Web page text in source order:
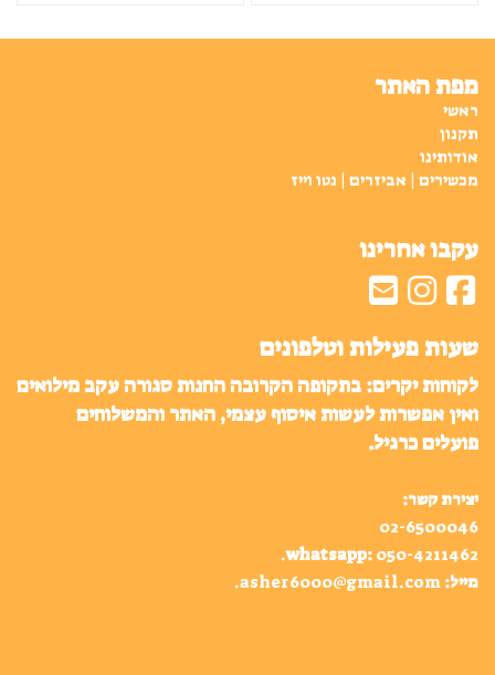
מפת האתר
ראשי
תקנון
אודותינו
מכשירים | אביזרים | נטו וייז
עקבו אחרינו
שעות פעילות וטלפונים
לקוחות יקרים: בתקופה הקרובה החנות סגורה עקב מילואים
ואין אפשרות לעשות איסוף עצמי, האתר והמשלוחים
פועלים כרגיל.
יצירת קשר:
02-6500046
whatsapp: 050-4211462
.
מייל: asher6000@gmail.com
.